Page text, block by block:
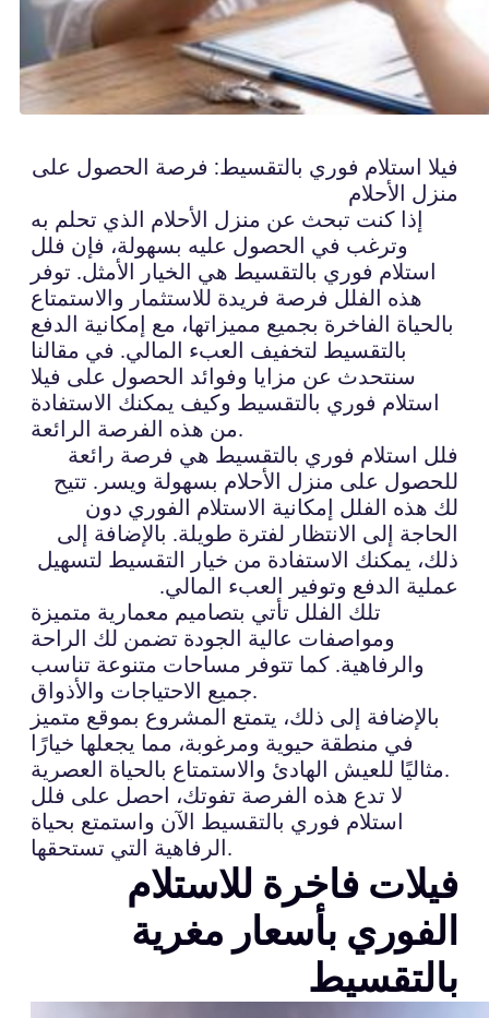
فيلا استلام فوري بالتقسيط: فرصة الحصول على
منزل الأحلام
إذا كنت تبحث عن منزل الأحلام الذي تحلم به
وترغب في الحصول عليه بسهولة، فإن فلل
استلام فوري بالتقسيط هي الخيار الأمثل. توفر
هذه الفلل فرصة فريدة للاستثمار والاستمتاع
بالحياة الفاخرة بجميع مميزاتها، مع إمكانية الدفع
بالتقسيط لتخفيف العبء المالي. في مقالنا
سنتحدث عن مزايا وفوائد الحصول على فيلا
استلام فوري بالتقسيط وكيف يمكنك الاستفادة
من هذه الفرصة الرائعة.
فلل استلام فوري بالتقسيط هي فرصة رائعة
للحصول على منزل الأحلام بسهولة ويسر. تتيح
لك هذه الفلل إمكانية الاستلام الفوري دون
الحاجة إلى الانتظار لفترة طويلة. بالإضافة إلى
ذلك، يمكنك الاستفادة من خيار التقسيط لتسهيل
عملية الدفع وتوفير العبء المالي.
تلك الفلل تأتي بتصاميم معمارية متميزة
ومواصفات عالية الجودة تضمن لك الراحة
والرفاهية. كما تتوفر مساحات متنوعة تناسب
جميع الاحتياجات والأذواق.
بالإضافة إلى ذلك، يتمتع المشروع بموقع متميز
في منطقة حيوية ومرغوبة، مما يجعلها خيارًا
مثاليًا للعيش الهادئ والاستمتاع بالحياة العصرية.
لا تدع هذه الفرصة تفوتك، احصل على فلل
استلام فوري بالتقسيط الآن واستمتع بحياة
الرفاهية التي تستحقها.
فيلات فاخرة للاستلام
الفوري بأسعار مغرية
بالتقسيط